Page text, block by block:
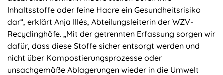
Inhaltsstoffe oder feine Haare ein Gesundheitsrisiko
dar“, erklärt Anja Illés, Abteilungsleiterin der WZV-
Recyclinghöfe. „Mit der getrennten Erfassung sorgen wir
dafür, dass diese Stoffe sicher entsorgt werden und
nicht über Kompostierungsprozesse oder
unsachgemäße Ablagerungen wieder in die Umwelt